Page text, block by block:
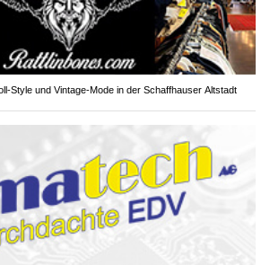
Style und Vintage-Mode in der Schaffhauser Altstadt